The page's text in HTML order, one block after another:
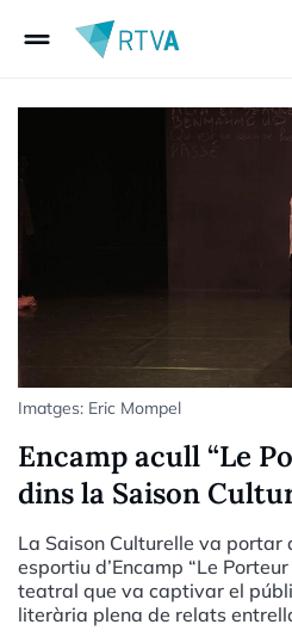
drag_handle
Imatges: Eric Mompel
Encamp acull “Le
dins la Saison
La Saison Culturelle va portar
esportiu d’Encamp “Le
teatral que va captivar el
literària plena de relats